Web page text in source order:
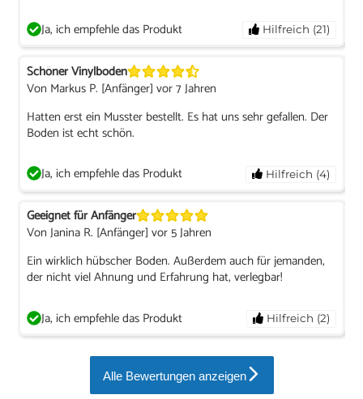
Ja, ich empfehle das Produkt
Hilfreich (21)
Schöner Vinylboden
Von Markus P. [Anfänger] vor 7 Jahren
Hatten erst ein Musster bestellt. Es hat uns sehr gefallen. Der
Boden ist echt schön.
Ja, ich empfehle das Produkt Hilfreich (4)
Geeignet für Anfänger
Von Janina R. [Anfänger] vor 5 Jahren
Ein wirklich hübscher Boden. Außerdem auch für jemanden,
der nicht viel Ahnung und Erfahrung hat, verlegbar!
Ja, ich empfehle das Produkt Hilfreich (2)
Alle Bewertungen anzeigen